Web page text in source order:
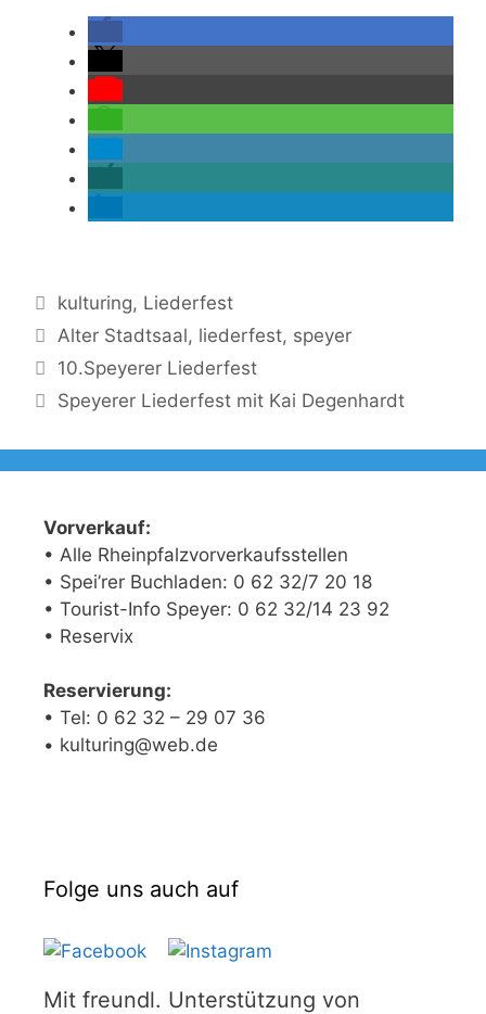
Kategorien
kulturing, Liederfest
Schlagwörter
Alter Stadtsaal, liederfest, speyer
10.Speyerer Liederfest
Speyerer Liederfest mit Kai Degenhardt
Vorverkauf:
• Alle Rheinpfalzvorverkaufsstellen
• Spei’rer Buchladen: 0 62 32/7 20 18
• Tourist-Info Speyer: 0 62 32/14 23 92
• Reservix
Reservierung:
• Tel: 0 62 32 – 29 07 36
• kulturing@web.de
Folge uns auch auf
Mit freundl. Unterstützung von